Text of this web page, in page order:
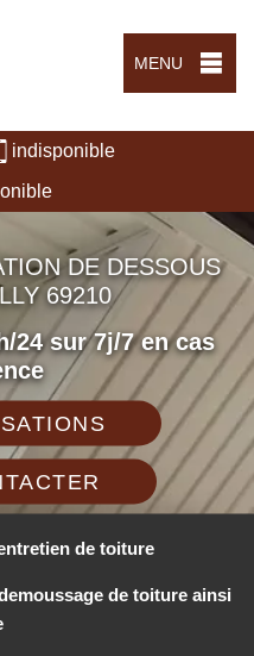
MENU
indisponible
DE DESSOUS
69210
24 sur 7j/7 en cas
de toiture
de toiture ainsi